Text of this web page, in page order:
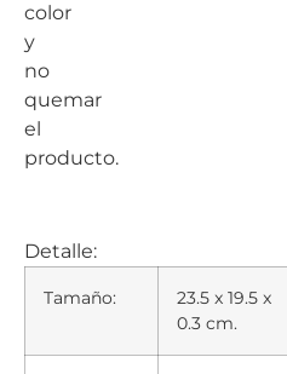
color
y
no
quemar
el
producto.
Detalle:
Tamaño:
23.5 x 19.5 x
0.3 cm.